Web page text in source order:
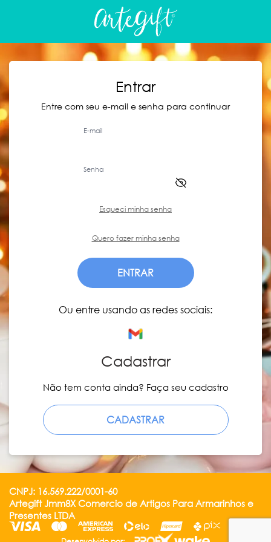
Entrar
Entre com seu e-mail e senha para continuar
E-mail
Senha
Esqueci minha senha
Quero fazer minha senha
ENTRAR
Ou entre usando as redes sociais:
Cadastrar
Não tem conta ainda? Faça seu cadastro
CADASTRAR
CNPJ: 16.569.222/0001-60
Artegift Jmm8X Comercio de Artigos Para Armarinhos e
Presentes LTDA